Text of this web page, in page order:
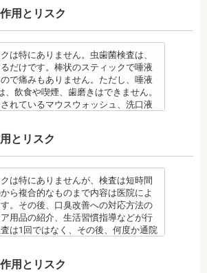
ません。）
が発生すると一旦、装置を取り外し
療をする場合もあります。
り外しできる矯正装置や補助装置の
ていなかったり、定期的な来院がで
た場合は、治療期間が延びる可能性
わせ、骨の硬さ、歯のかたちの場合
い場合は、治療期間が延びることが
並びが改善されても、まだ歯が元の
する傾向があるため、一定期間動か
い位置にとどめておく保定が必要で
安定するまでの保定期間には個人差
療後も歯科医師の指示を守ってくだ
さい。
、かなりのストレスを受ける患者さ
具を装着するため、食べかすが詰ま
歯周病を招きやすくなります。（矯
いる箇所の虫歯治療は、基本的に矯
できません。）
が発生すると一旦、装置を取り外し
ていなかったり、定期的な来院がで
は、治療期間が延びる場合がありま
わせ、骨の硬さ、歯のかたちの場合
長くなる場合があります。
癖や、歯並びに悪影響をあたえる癖
方は、治療期間が延びる場合があり
する傾向があるため、一定期間動か
、歯の動きを妨げる癖があった場
病の発生など、治療計画よりも治療
場合があります。
、歯肉が下がる場合（歯肉退縮）が
切歯（せっし：上下前歯各4本）、歯
患者様の場合、発症する事がありま
治療期間が数年かかることがありま
ます。
ことがあります。その際は歯科医院
さい。
、かなりのストレスを受ける患者様
具を装着するため、食べかすが詰ま
歯周病を招きやすくなります。（矯
いる箇所の虫歯治療は、基本的に矯
療をする場合もあります。
とができますが、沈着したまま時間
石になって歯周病を進行させてしま
の歯石除去は、専門の機器を使用
除くことができます。
ば、歯周病の治療となり歯のぐらつ
、口臭などが改善できます。
】
あります。
ーは外来性の着色は落としますが、
体は白くできません。歯自体を白く
ホワイトニングが有効です。 着色汚
後に再付着することもあります。継
には、定期的な施術が必要です。
着色を落とす審美目的として行われ
険の適用外となり自由診療となりま
れない人もいます。
ェット噴射で歯に吹き付け、歯にこ
を落とすことができます。
の着色やタバコのヤニ除去の用途とし
すが、歯周ポケット内の歯周病の細
があります。
地由利佳先生
潟生命歯学部卒業
用とリスク
は特にありません。虫歯菌検査は、
だけです。棒状のスティックで唾液
で痛みもありません。ただし、唾液
、飲食や喫煙、歯磨きはできません。
れているマウスウォッシュ、洗口液
以内に抗生物質を使用している場合も
ないことがあるので時期を延ばす場
健康保険の適用外となり自由診療と
量、性質、虫歯の原因菌の量を知
セルフケア強化を目的とした検査で
になる程歯が溶けやすい）
とリスク
は特にありませんが、検査は短時間
ら複合的なものまで内容は医院によ
。その後、口臭改善への対応方法の
用品の紹介、生活習慣指導などが行
は1回ではなく、その後、何度か通院
用とリスク